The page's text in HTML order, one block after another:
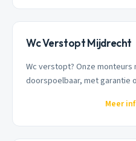
Wc Verstopt Mijdrecht
Wc verstopt? Onze monteurs
doorspoelbaar, met garantie
Meer